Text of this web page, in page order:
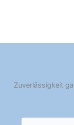
Zuverlässigkeit